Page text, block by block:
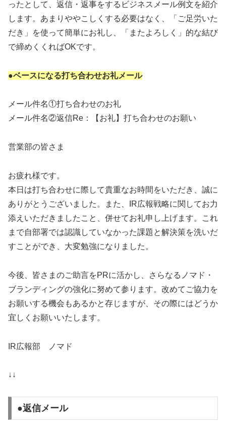
ったとして、返信・返事をするビジネスメール例文を紹介
します。あまりややこしくする必要はなく、「ご足労いた
だき」を使って簡単にお礼し、「またよろしく」的な結び
で締めくくればOKです。
●ベースになる打ち合わせお礼メール
メール件名①打ち合わせのお礼
メール件名②返信Re：【お礼】打ち合わせのお願い
営業部の皆さま
お疲れ様です。
本日は打ち合わせに際して貴重なお時間をいただき、誠に
ありがとうございました。また、IR広報戦略に関してお力
添えいただきましたこと、併せてお礼申し上げます。これ
まで自部署では認識していなかった課題と解決策を洗いだ
すことができ、大変勉強になりました。
今後、皆さまのご助言をPRに活かし、さらなるノマド・
ブランディングの強化に努めて参ります。改めてご協力を
お願いする機会もあるかと存じますが、その際にはどうか
宜しくお願いいたします。
IR広報部 ノマド
↓↓
●返信メール